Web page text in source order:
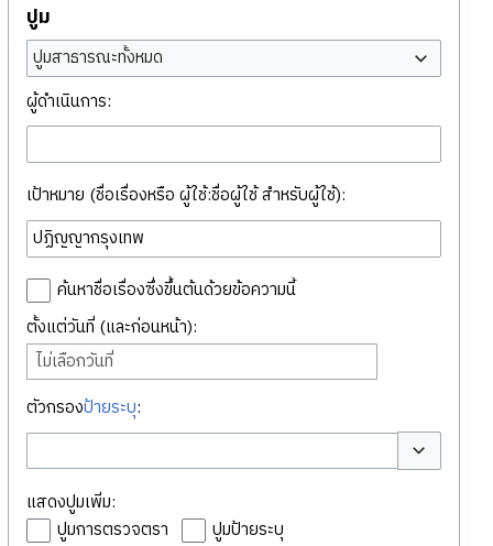
ปูม
ปูมสาธารณะทั้งหมด
ผู้ดำเนินการ:
เป้าหมาย (ชื่อเรื่องหรือ ผู้ใช้:ชื่อผู้ใช้ สำหรับผู้ใช้):
ค้นหาชื่อเรื่องซึ่งขึ้นต้นด้วยข้อความนี้
ตั้งแต่วันที่ (และก่อนหน้า):
ไม่เลือกวันที่
ตัวกรองป้ายระบุ:
สลับตัวเลือก
แสดงปูมเพิ่ม:
ปูมการตรวจตรา
ปูมป้ายระบุ